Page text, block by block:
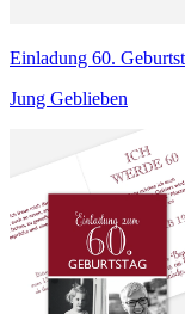
Einladung 60.
Jung Geblieben